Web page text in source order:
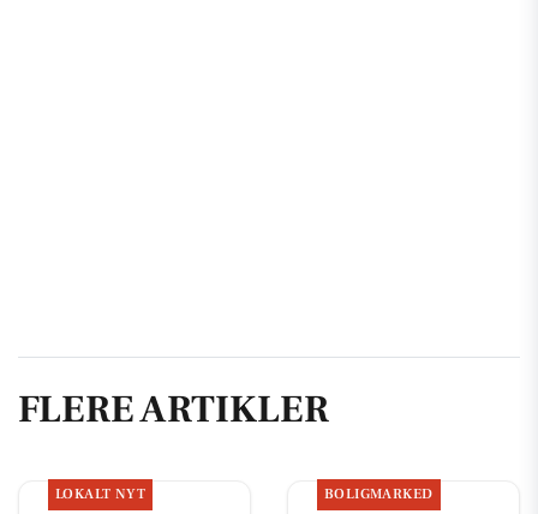
FLERE ARTIKLER
LOKALT NYT BOLIGMARKED